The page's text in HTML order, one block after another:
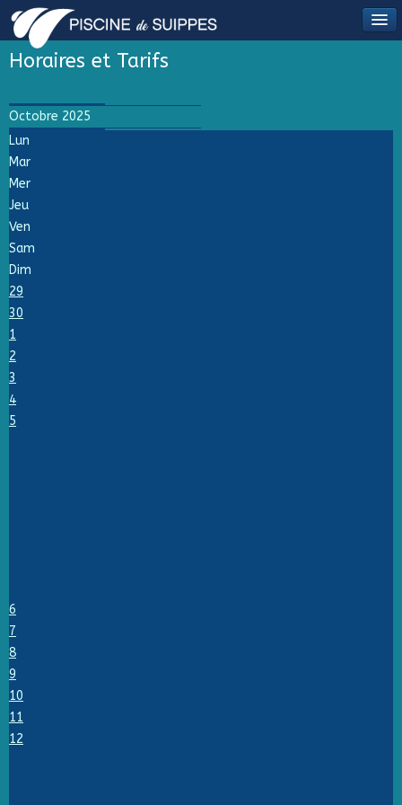
Horaires et Tarifs
Octobre 2025
Lun
Mar
Mer
Jeu
Ven
Sam
Dim
29
30
1
2
3
4
5
6
7
8
9
10
11
12